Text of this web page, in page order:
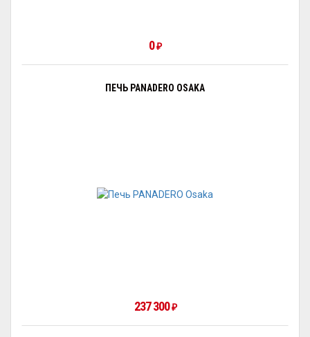
0₽
ПЕЧЬ PANADERO OSAKA
237 300₽